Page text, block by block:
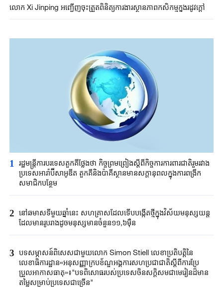
លោក Xi Jinping អញ្ជើញ​ចុះត្រួតពិនិត្យការងារស្ថានភាពកសិកម្មក្នុងរដូវក្តៅ
1
រដ្ឋមន្ត្រី​ការបរទេស​តួកគីថ្លែងថា ​កិច្ចព្រមព្រៀងស្តីពី​កិច្ចការការពារ​ជាតិរួមរវាង​
ប្រទេស​អា​រ៉ាប៊ី​សាអូឌីត តួកគី​និងប៉ាគីស្ថាន​មានសក្តានុពល​ក្នុងការពង្រីក​
សមាជិកបន្ថែម​
2 នៅឆមាសទីមួយ​ឆ្នាំនេះ ​សហគ្រាសដែល​ទើបបង្កើតថ្មី​ក្នុងវិស័យ​មនុស្សយន្ត​
ដែល​មាន​រូប​រាង​ដូចមនុស្ស​មានចំនួន១១,៦ម៉ឺន​
3 បទសម្ភាសន៍ពិសេសជាមួយលោក Simon Stiell លេខាប្រតិបតិ្តនៃ
លេខាធិការដ្ឋាន«អនុសញ្ញាក្របខ័ណ្ឌអង្គការសហប្រជាជាតិស្តីពីការប្រែ
ប្រួលអាកាសធាតុ»៖"បទពិសោធរបស់ប្រទេសចិនសក្តិសមជាមេរៀនដ៏មាន
តម្លៃសម្រាប់ប្រទេសជាច្រើន"